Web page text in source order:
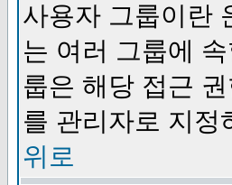
사용자 그룹이란
는 여러 그룹에
룹은 해당 접근
를 관리자로 지정
위로